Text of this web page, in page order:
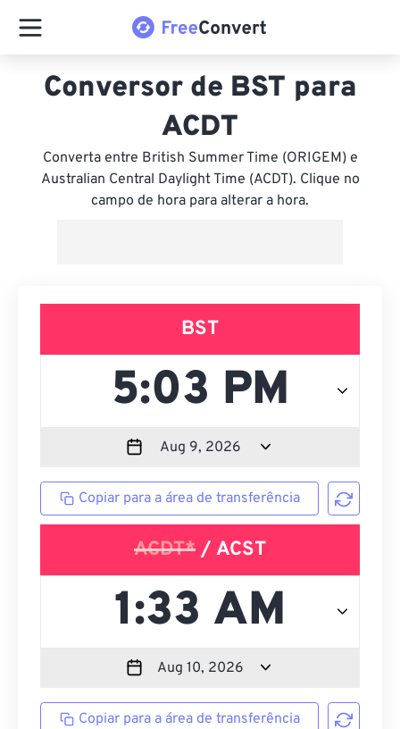
Conversor de BST para
ACDT
Converta entre British Summer Time (ORIGEM) e
Australian Central Daylight Time (ACDT). Clique no
campo de hora para alterar a hora.
BST
Copiar para a área de transferência
ACDT* / ACST
Copiar para a área de transferência